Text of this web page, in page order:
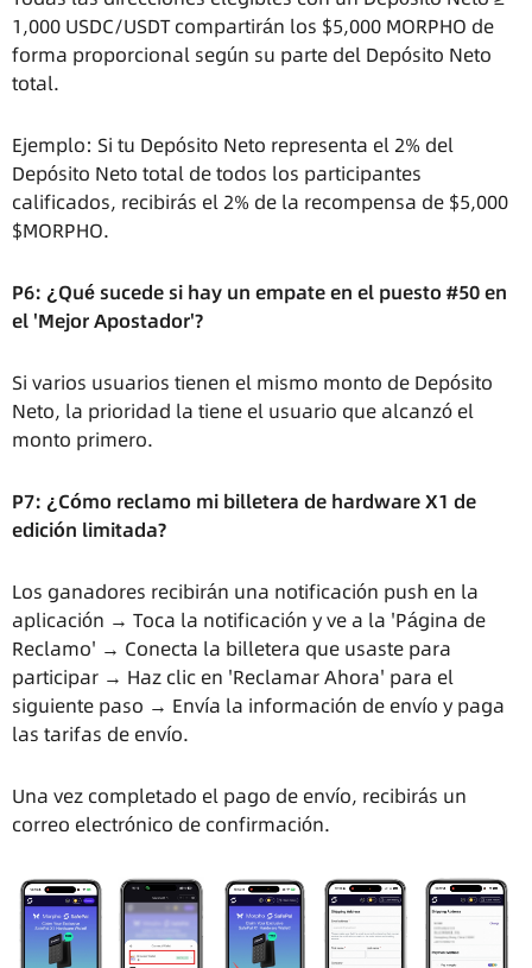
1,000 USDC/USDT compartirán los $5,000 MORPHO de
forma proporcional según su parte del Depósito Neto
total.
Ejemplo: Si tu Depósito Neto representa el 2% del
Depósito Neto total de todos los participantes
calificados, recibirás el 2% de la recompensa de $5,000
$MORPHO.
P6: ¿Qué sucede si hay un empate en el puesto #50 en
el 'Mejor Apostador'?
Si varios usuarios tienen el mismo monto de Depósito
Neto, la prioridad la tiene el usuario que alcanzó el
monto primero.
P7: ¿Cómo reclamo mi billetera de hardware X1 de
edición limitada?
Los ganadores recibirán una notificación push en la
aplicación → Toca la notificación y ve a la 'Página de
Reclamo' → Conecta la billetera que usaste para
participar → Haz clic en 'Reclamar Ahora' para el
siguiente paso → Envía la información de envío y paga
las tarifas de envío.
Una vez completado el pago de envío, recibirás un
correo electrónico de confirmación.